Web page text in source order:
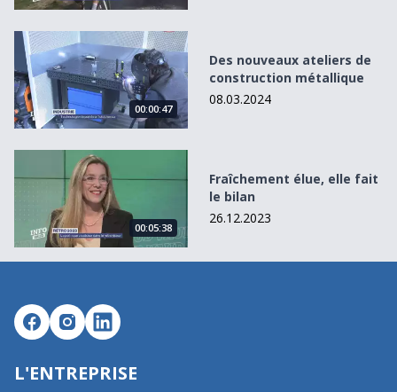
Des nouveaux ateliers de construction métallique
00:00:47
Des nouveaux ateliers de
construction métallique
08.03.2024
Fraîchement élue, elle fait le bilan
00:05:38
Fraîchement élue, elle fait
le bilan
26.12.2023
L'ENTREPRISE